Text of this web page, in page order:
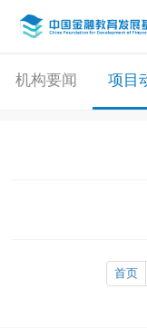
机构要闻 项目
首页